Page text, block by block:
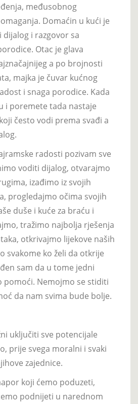
međusobnog
Domaćin u kući je
i razgovor sa
Otac je glava
a po brojnosti
majka je čuvar kućnog
i snaga porodice. Kada
i poremete tada nastaje
često vodi prema svađi a
radosti pozivam sve
voditi dijalog, otvarajmo
izađimo iz svojih
progledajmo očima svojih
duše i kuće za braću i
tražimo najbolja rješenja
otkrivajmo lijekove naših
svakome ko želi da otkrije
sam da u tome jedni
pomoći. Nemojmo se stiditi
da nam svima bude bolje.
uključiti sve potencijale
prije svega moralni i svaki
zajednice.
koji ćemo poduzeti,
podnijeti u narednom